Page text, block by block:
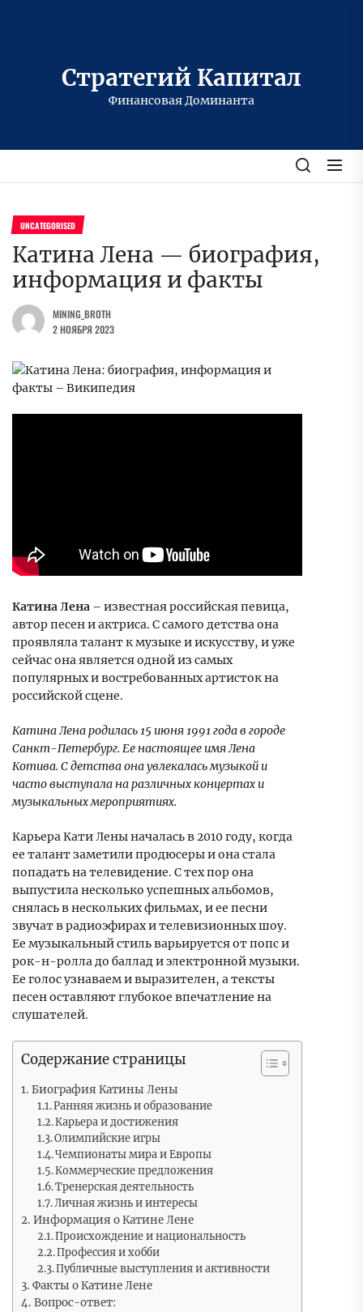
Стратегий Капитал
Финансовая Доминанта
UNCATEGORISED
Катина Лена — биография,
информация и факты
MINING_BROTH
2 НОЯБРЯ 2023
Катина Лена – известная российская певица,
автор песен и актриса. С самого детства она
проявляла талант к музыке и искусству, и уже
сейчас она является одной из самых
популярных и востребованных артисток на
российской сцене.
Катина Лена родилась 15 июня 1991 года в городе
Санкт-Петербург. Ее настоящее имя Лена
Котива. С детства она увлекалась музыкой и
часто выступала на различных концертах и
музыкальных мероприятиях.
Карьера Кати Лены началась в 2010 году, когда
ее талант заметили продюсеры и она стала
попадать на телевидение. С тех пор она
выпустила несколько успешных альбомов,
снялась в нескольких фильмах, и ее песни
звучат в радиоэфирах и телевизионных шоу.
Ее музыкальный стиль варьируется от попс и
рок-н-ролла до баллад и электронной музыки.
Ее голос узнаваем и выразителен, а тексты
песен оставляют глубокое впечатление на
слушателей.
Содержание страницы
Биография Катины Лены
Ранняя жизнь и образование
Карьера и достижения
Олимпийские игры
Чемпионаты мира и Европы
Коммерческие предложения
Тренерская деятельность
Личная жизнь и интересы
Информация о Катине Лене
Происхождение и национальность
Профессия и хобби
Публичные выступления и активности
Факты о Катине Лене
Вопрос-ответ: